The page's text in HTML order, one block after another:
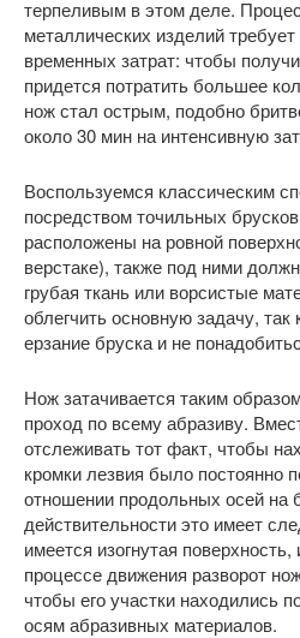
терпеливым в этом деле.
металлических изделий
временных затрат: чтобы
придется потратить большее
нож стал острым, подобно
около 30 мин на интенсивную
Воспользуемся классическим
посредством точильных
расположены на ровной
верстаке), также под ними
грубая ткань или ворсистые
облегчить основную задачу,
ерзание бруска и не
Нож затачивается таким
проход по всему абразиву.
отслеживать тот факт, чтобы
кромки лезвия было постоянно
отношении продольных осей на
действительности это имеет
имеется изогнутая
процессе движения разворот
чтобы его участки находились
осям абразивных материалов.